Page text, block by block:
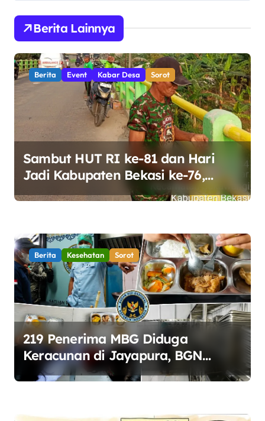
a
s
i
p
s
Berita Lainnya
Berita Event Kabar Desa Sorot
Sambut HUT RI ke-81 dan Hari
Jadi Kabupaten Bekasi ke-76,
Pemdes Muara bakti Gotong
Berita Kesehatan Sorot
219 Penerima MBG Diduga
Keracunan di Jayapura, BGN
Perketat Pengawasan Keamanan